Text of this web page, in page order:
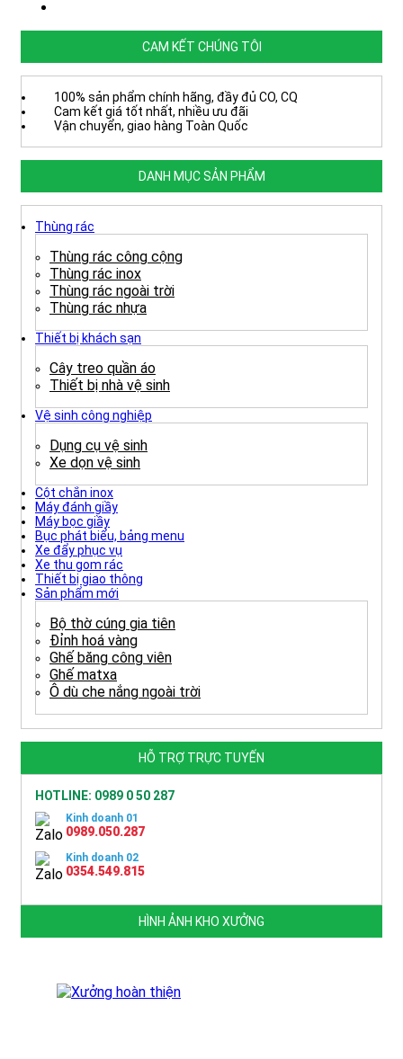
CAM KẾT CHÚNG TÔI
100% sản phẩm chính hãng, đầy đủ CO, CQ
Cam kết giá tốt nhất, nhiều ưu đãi
Vận chuyển, giao hàng Toàn Quốc
DANH MỤC SẢN PHẨM
Thùng rác
Thùng rác công cộng
Thùng rác inox
Thùng rác ngoài trời
Thùng rác nhựa
Thiết bị khách sạn
Cây treo quần áo
Thiết bị nhà vệ sinh
Vệ sinh công nghiệp
Dụng cụ vệ sinh
Xe dọn vệ sinh
Cột chắn inox
Máy đánh giầy
Máy bọc giầy
Bục phát biểu, bảng menu
Xe đẩy phục vụ
Xe thu gom rác
Thiết bị giao thông
Sản phẩm mới
Bộ thờ cúng gia tiên
Đỉnh hoá vàng
Ghế băng công viên
Ghế matxa
Ô dù che nắng ngoài trời
HỖ TRỢ TRỰC TUYẾN
HOTLINE: 0989 0 50 287
Kinh doanh 01
0989.050.287
Kinh doanh 02
0354.549.815
HÌNH ẢNH KHO XƯỞNG